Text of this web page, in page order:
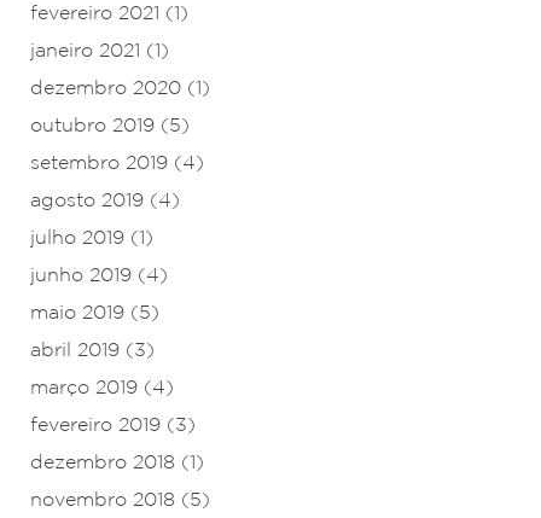
fevereiro 2021 (1)
janeiro 2021 (1)
dezembro 2020 (1)
outubro 2019 (5)
setembro 2019 (4)
agosto 2019 (4)
julho 2019 (1)
junho 2019 (4)
maio 2019 (5)
abril 2019 (3)
março 2019 (4)
fevereiro 2019 (3)
dezembro 2018 (1)
novembro 2018 (5)